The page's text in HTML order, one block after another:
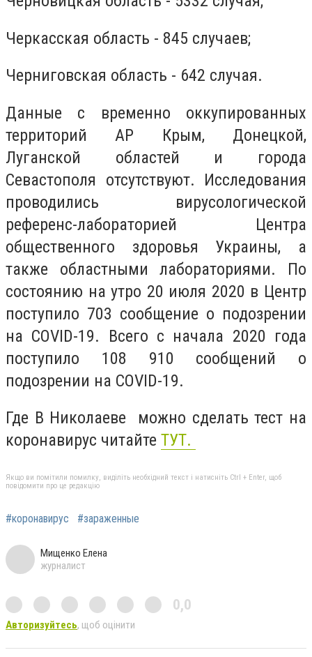
Черкасская область - 845 случаев;
Черниговская область - 642 случая.
Данные с временно оккупированных
территорий АР Крым, Донецкой,
Луганской областей и города
Севастополя отсутствуют. Исследования
проводились вирусологической
референс-лабораторией Центра
общественного здоровья Украины, а
также областными лабораториями. По
состоянию на утро 20 июля 2020 в Центр
поступило 703 сообщение о подозрении
на COVID-19. Всего с начала 2020 года
поступило 108 910 сообщений о
подозрении на COVID-19.
Где В Николаеве можно сделать тест на
коронавирус читайте ТУТ.
Якщо ви помітили помилку, виділіть необхідний текст і натисніть Ctrl + Enter, щоб
повідомити про це редакцію
#коронавирус #зараженные
Мищенко Елена
журналист
0,0
Авторизуйтесь, щоб оцінити